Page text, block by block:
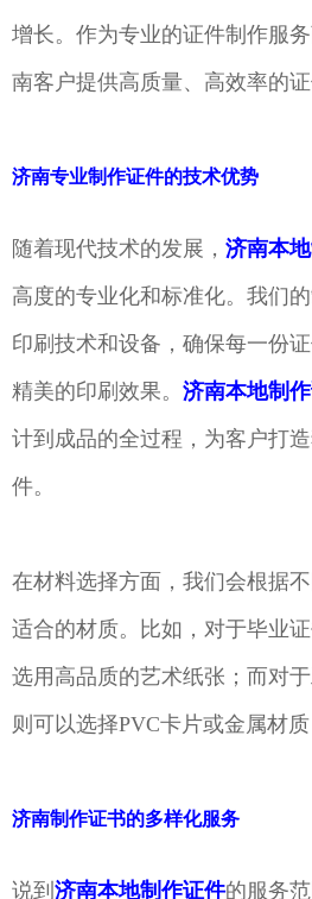
增长。作为专业的证件制作服
南客户提供高质量、高效率的证
济南专业制作证件的技术优势
随着现代技术的发展， 济南本
高度的专业化和标准化。我们
印刷技术和设备，确保每一份
精美的印刷效果。 济南本地制
计到成品的全过程，为客户打
件。
在材料选择方面，我们会根据
适合的材质。比如，对于毕业
选用高品质的艺术纸张；而对
则可以选择PVC卡片或金属材质
济南制作证书的多样化服务
说到 济南本地制作证件的服务